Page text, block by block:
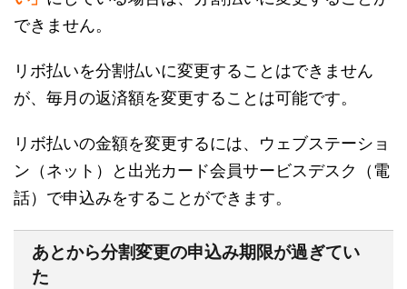
できません。
リボ払いを分割払いに変更することはできません
が、毎月の返済額を変更することは可能です。
リボ払いの金額を変更するには、ウェブステーショ
ン（ネット）と出光カード会員サービスデスク（電
話）で申込みをすることができます。
あとから分割変更の申込み期限が過ぎてい
た